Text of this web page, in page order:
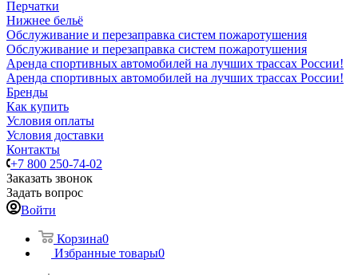
Перчатки
Нижнее бельё
Обслуживание и перезаправка систем пожаротушения
Обслуживание и перезаправка систем пожаротушения
Аренда спортивных автомобилей на лучших трассах России!
Аренда спортивных автомобилей на лучших трассах России!
Бренды
Как купить
Условия оплаты
Условия доставки
Контакты
+7 800 250-74-02
Заказать звонок
Задать вопрос
Войти
Корзина0
Избранные товары0